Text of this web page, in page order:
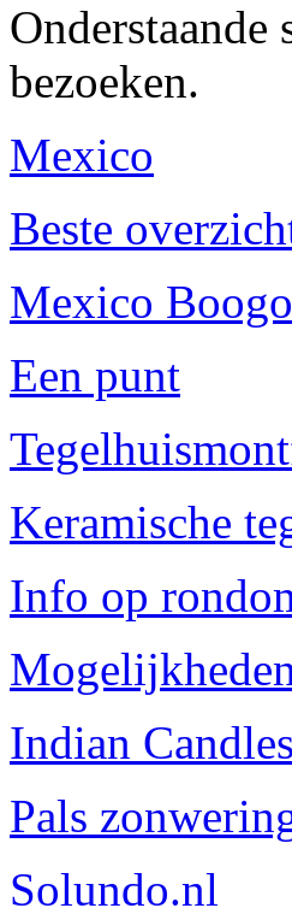
bezoeken.
Mexico
Beste
Mexico
Een punt
Keramische
Info op
Indian Candles
Pals
Solundo.nl